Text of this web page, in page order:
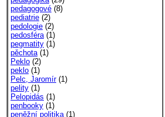
pedagogové (8)
pediatrie (2)
pedologie (2)
pedosféra(1)
pegmatity (1)
pěchota(1)
Peklo (2)
peklo (1)
Pelc, Jaromír(1)
pelity (1)
Pelopidás (1)
penbooky (1)
peněžní politika(1)